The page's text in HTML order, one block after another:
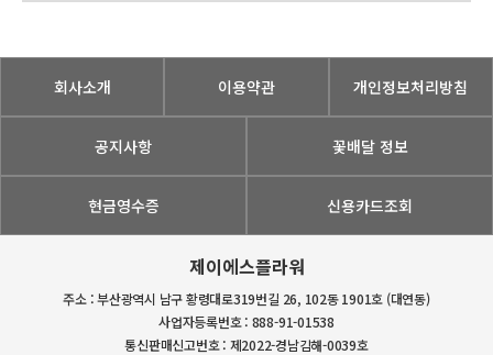
회사소개 이용약관 개인정보처리방침
공지사항 꽃배달 정보
현금영수증 신용카드조회
제이에스플라워
주소 : 부산광역시 남구 황령대로319번길 26, 102동 1901호 (대연동)
사업자등록번호 : 888-91-01538
통신판매신고번호 : 제2022-경남김해-0039호